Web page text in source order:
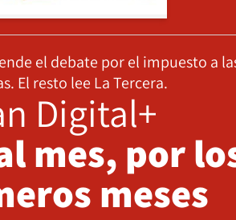
el debate por el impuesto a
El resto lee La Tercera.
Digital+
mes, por
meses